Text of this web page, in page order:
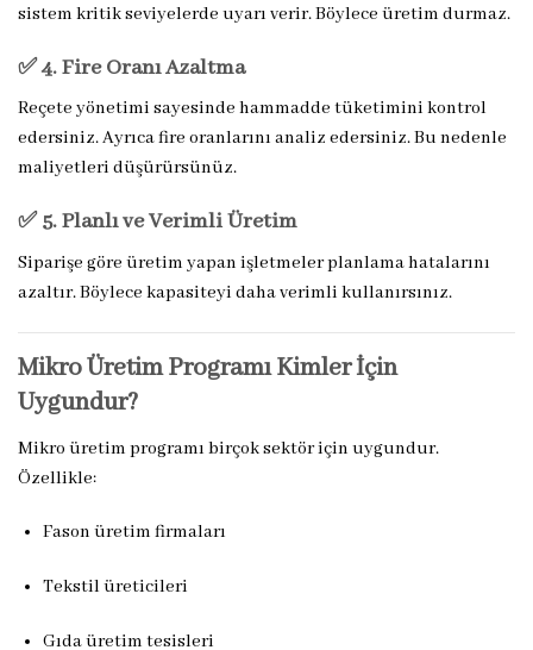
sistem kritik seviyelerde uyarı verir. Böylece üretim durmaz.
✅ 4. Fire Oranı Azaltma
Reçete yönetimi sayesinde hammadde tüketimini kontrol
edersiniz. Ayrıca fire oranlarını analiz edersiniz. Bu nedenle
maliyetleri düşürürsünüz.
✅ 5. Planlı ve Verimli Üretim
Siparişe göre üretim yapan işletmeler planlama hatalarını
azaltır. Böylece kapasiteyi daha verimli kullanırsınız.
Mikro Üretim Programı Kimler İçin
Uygundur?
Mikro üretim programı birçok sektör için uygundur.
Özellikle:
Fason üretim firmaları
Tekstil üreticileri
Gıda üretim tesisleri